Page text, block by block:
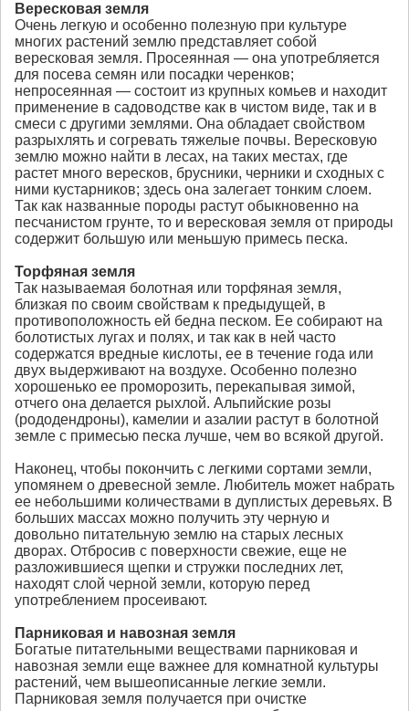
Вересковая земля
Очень легкую и особенно полезную при культуре
многих растений землю представляет собой
вересковая земля. Просеянная — она употребляется
для посева семян или посадки черенков;
непросеянная — состоит из крупных комьев и находит
применение в садоводстве как в чистом виде, так и в
смеси с другими землями. Она обладает свойством
разрыхлять и согревать тяжелые почвы. Вересковую
землю можно найти в лесах, на таких местах, где
растет много вересков, брусники, черники и сходных с
ними кустарников; здесь она залегает тонким слоем.
Так как названные породы растут обыкновенно на
песчанистом грунте, то и вересковая земля от природы
содержит большую или меньшую примесь песка.
Торфяная земля
Так называемая болотная или торфяная земля,
близкая по своим свойствам к предыдущей, в
противоположность ей бедна песком. Ее собирают на
болотистых лугах и полях, и так как в ней часто
содержатся вредные кислоты, ее в течение года или
двух выдерживают на воздухе. Особенно полезно
хорошенько ее проморозить, перекапывая зимой,
отчего она делается рыхлой. Альпийские розы
(рододендроны), камелии и азалии растут в болотной
земле с примесью песка лучше, чем во всякой другой.
Наконец, чтобы покончить с легкими сортами земли,
упомянем о древесной земле. Любитель может набрать
ее небольшими количествами в дуплистых деревьях. В
больших массах можно получить эту черную и
довольно питательную землю на старых лесных
дворах. Отбросив с поверхности свежие, еще не
разложившиеся щепки и стружки последних лет,
находят слой черной земли, которую перед
употреблением просеивают.
Парниковая и навозная земля
Богатые питательными веществами парниковая и
навозная земли еще важнее для комнатной культуры
растений, чем вышеописанные легкие земли.
Парниковая земля получается при очистке